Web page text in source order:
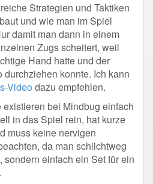
Strategien und Taktiken
und wie man im Spiel
damit man dann in einem
Zugs scheitert, weil
Hand hatte und der
konnte. Ich kann
Video dazu empfehlen.
bei Mindbug einfach
in das Spiel rein, hat kurze
muss keine nervigen
da man schlichtweg
sondern einfach ein Set für ein